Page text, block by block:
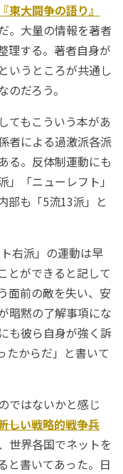
『東大闘争の語り』
。大量の情報を著者
理する。著者自身が
いうところが共通し
だろう。
てもこういう本があ
者による過激派各派
る。反体制運動にも
」「ニューレフト」
部も「5流13派」と
右派」の運動は早
とができると記して
面前の敵を失い、安
暗黙の了解事項にな
も彼ら自身が強く訴
たからだ」と書いて
ではないかと感じ
新しい戦略的戦争兵
世界各国でネットを
と書いてあった。日